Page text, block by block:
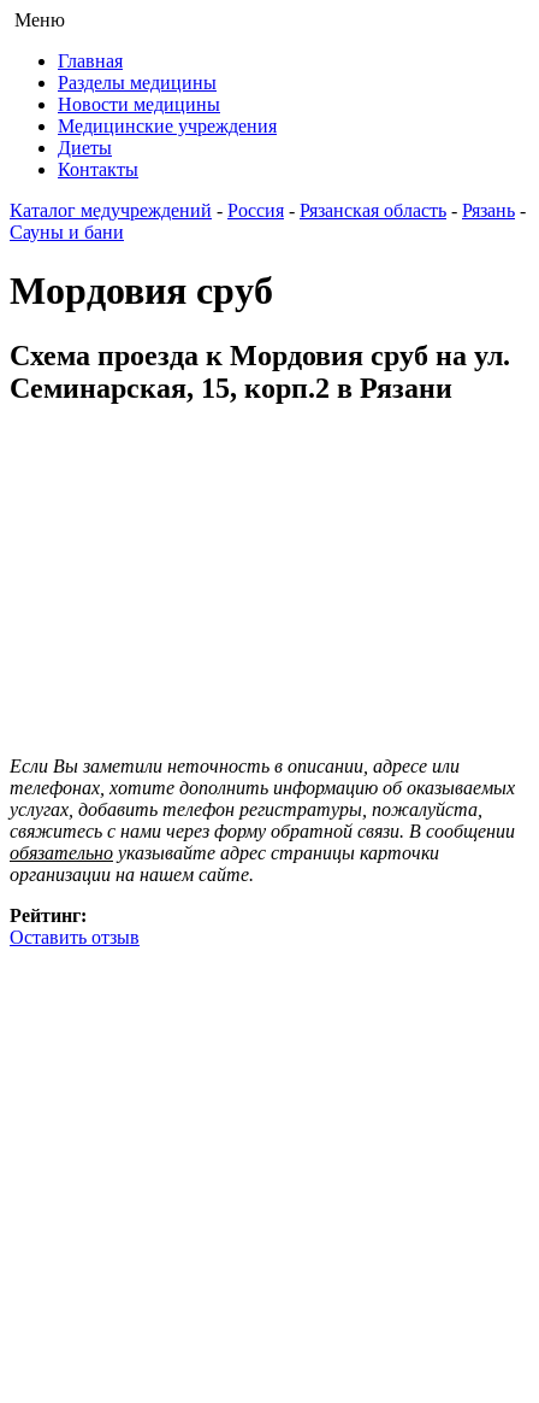
Меню
Главная
Разделы медицины
Новости медицины
Медицинские учреждения
Диеты
Контакты
Каталог медучреждений - Россия - Рязанская область - Рязань -
Сауны и бани
Мордовия сруб
Схема проезда к Мордовия сруб на ул.
Семинарская, 15, корп.2 в Рязани
Если Вы заметили неточность в описании, адресе или
телефонах, хотите дополнить информацию об оказываемых
услугах, добавить телефон регистратуры, пожалуйста,
свяжитесь с нами через форму обратной связи. В сообщении
обязательно указывайте адрес страницы карточки
организации на нашем сайте.
Рейтинг:
Оставить отзыв